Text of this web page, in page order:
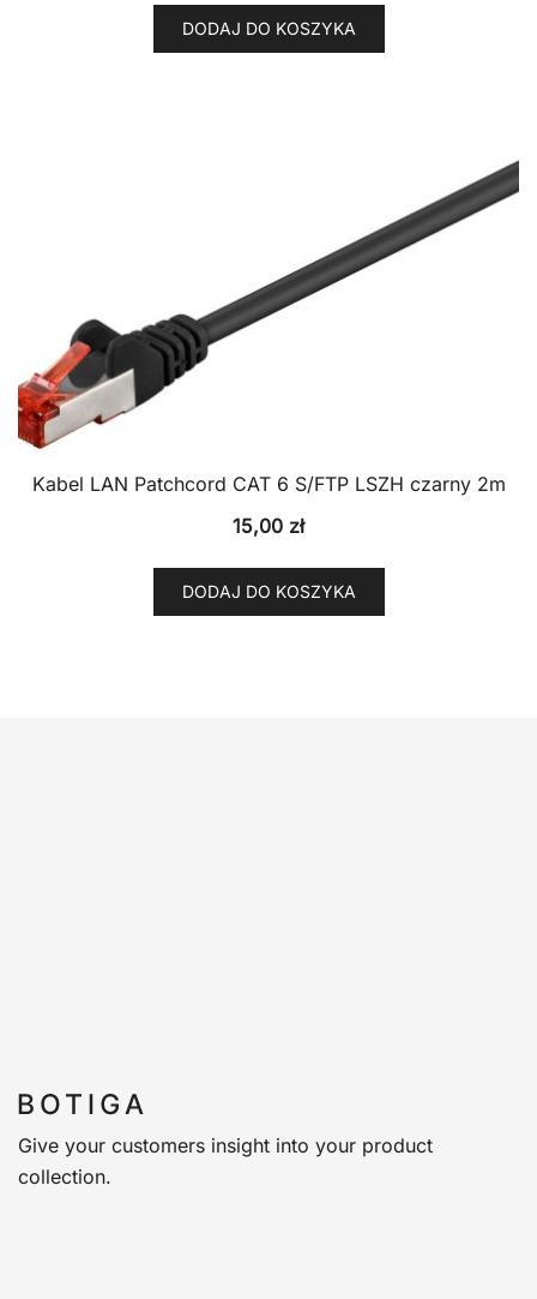
DODAJ DO KOSZYKA
Kabel LAN Patchcord CAT 6 S/FTP LSZH czarny 2m
15,00 zł
DODAJ DO KOSZYKA
Give your customers insight into your product
collection.